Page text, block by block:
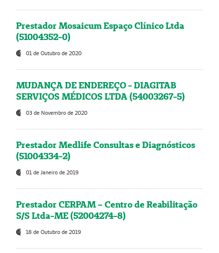
Prestador Mosaicum Espaço Clínico Ltda
(51004352-0)
01 de Outubro de 2020
MUDANÇA DE ENDEREÇO - DIAGITAB
SERVIÇOS MÉDICOS LTDA (54003267-5)
03 de Novembro de 2020
Prestador Medlife Consultas e Diagnósticos
(51004334-2)
01 de Janeiro de 2019
Prestador CERPAM – Centro de Reabilitação
S/S Ltda-ME (52004274-8)
18 de Outubro de 2019